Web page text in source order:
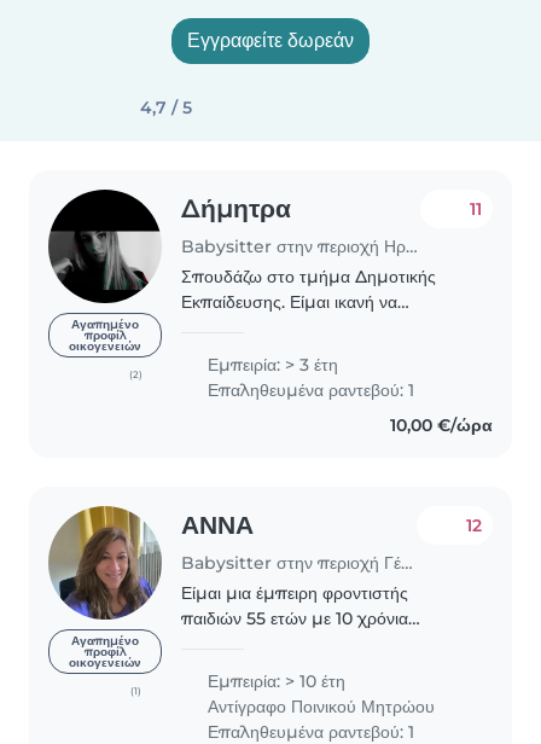
Εγγραφείτε δωρεάν
4,7 / 5
Αγαπημένο
προφίλ
οικογενειών
(2)
Δήμητρα
Babysitter στην περιοχή Ηράκλειο
11
Σπουδάζω στο τμήμα Δημοτικής
Εκπαίδευσης. Είμαι ικανή να
σχολείο όσο και για τις ξένες
γλώσσες. Αγαπώ τα παιδιά και..
Εμπειρία: > 3 έτη
Επαληθευμένα ραντεβού: 1
10,00 €/ώρα
Αγαπημένο
προφίλ
οικογενειών
(1)
ΑΝΝΑ
Babysitter στην περιοχή Γέρακας
12
Είμαι μια έμπειρη φροντιστής
παιδιών 55 ετών με 10 χρόνια
Είμαι υπεύθυνος, συμπονετικός και
τρυφερός στη φροντίδα..
Εμπειρία: > 10 έτη
Αντίγραφο Ποινικού Μητρώου
Επαληθευμένα ραντεβού: 1